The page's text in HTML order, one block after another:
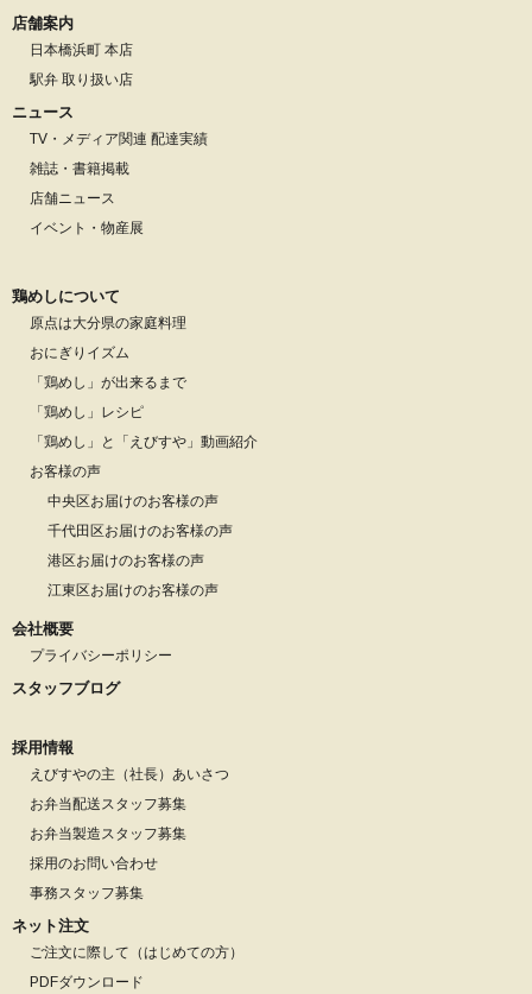
店舗案内
日本橋浜町 本店
駅弁 取り扱い店
ニュース
TV・メディア関連 配達実績
雑誌・書籍掲載
店舗ニュース
イベント・物産展
鶏めしについて
原点は大分県の家庭料理
おにぎりイズム
「鶏めし」が出来るまで
「鶏めし」レシピ
「鶏めし」と「えびすや」動画紹介
お客様の声
中央区お届けのお客様の声
千代田区お届けのお客様の声
港区お届けのお客様の声
江東区お届けのお客様の声
会社概要
プライバシーポリシー
スタッフブログ
採用情報
えびすやの主（社長）あいさつ
お弁当配送スタッフ募集
お弁当製造スタッフ募集
採用のお問い合わせ
事務スタッフ募集
ネット注文
ご注文に際して（はじめての方）
PDFダウンロード